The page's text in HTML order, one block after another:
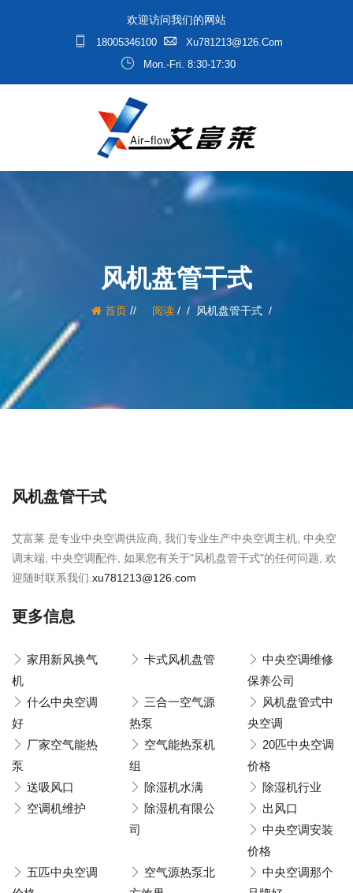
欢迎访问我们的网站
18005346100
Xu781213@126.com
Mon.-Fri. 8:30-17:30
风机盘管干式
首页/ 阅读/ 风机盘管干式
风机盘管干式
艾富莱 是专业中央空调供应商, 我们专业生产中央空调主机, 中央空
调末端, 中央空调配件, 如果您有关于"风机盘管干式"的任何问题, 欢
迎随时联系我们. xu781213@126.com
更多信息
家用新风换气
机
卡式风机盘管
中央空调维修
保养公司
什么中央空调
好
三合一空气源
热泵
风机盘管式中
央空调
厂家空气能热
泵
空气能热泵机
组
20匹中央空调
价格
送吸风口
除湿机水满
除湿机行业
空调机维护
除湿机有限公
司
出风口
中央空调安装
价格
五匹中央空调
空气源热泵北
中央空调那个